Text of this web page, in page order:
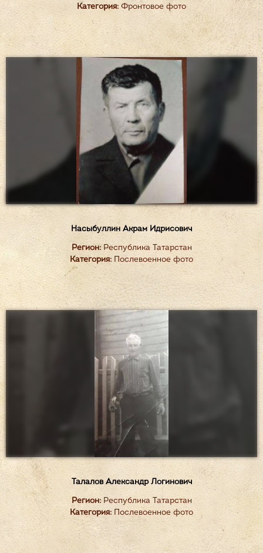
Категория: Фронтовое фото
Насыбуллин Акрам Идрисович
Регион:Республика Татарстан
Категория: Послевоенное фото
Талалов Александр Логинович
Регион:Республика Татарстан
Категория: Послевоенное фото